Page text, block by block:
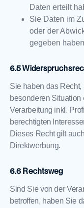
Daten erteilt
Sie Daten im
oder der
gegeben
Sie haben das
besonderen
Verarbeitung inkl.
berechtigten
Dieses Recht gilt
Direktwerbung.
Rechtsweg
Sind Sie von der
betroffen, haben Sie